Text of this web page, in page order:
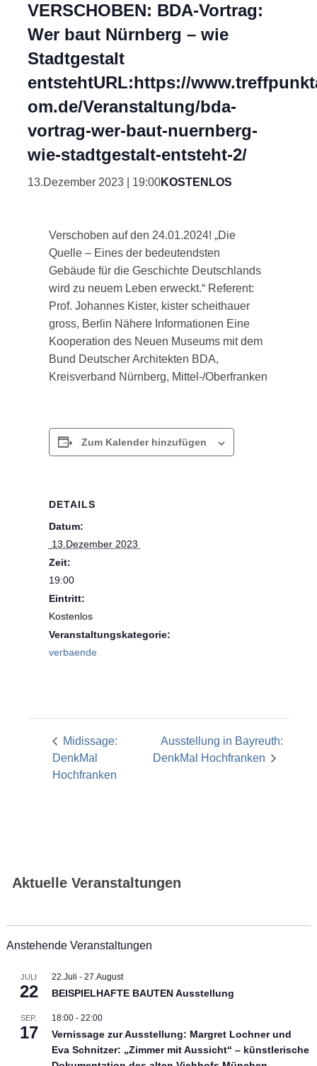
VERSCHOBEN: BDA-Vortrag:
Wer baut Nürnberg – wie
Stadtgestalt
entstehtURL:https://
om.de/Veranstaltung/bda-
vortrag-wer-baut-nuernberg-
wie-stadtgestalt-entsteht-2/
13.Dezember 2023 | 19:00KOSTENLOS
Verschoben auf den 24.01.2024! „Die
Quelle – Eines der bedeutendsten
Gebäude für die Geschichte Deutschlands
wird zu neuem Leben erweckt.“ Referent:
Prof. Johannes Kister, kister scheithauer
gross, Berlin Nähere Informationen Eine
Kooperation des Neuen Museums mit dem
Bund Deutscher Architekten BDA,
Kreisverband Nürnberg, Mittel-/Oberfranken
Zum Kalender hinzufügen
DETAILS
Datum:
13.Dezember 2023
Zeit:
19:00
Eintritt:
Kostenlos
Veranstaltungskategorie:
verbaende
Midissage:
DenkMal
Hochfranken
Ausstellung in Bayreuth:
DenkMal Hochfranken
Aktuelle Veranstaltungen
Anstehende Veranstaltungen
JULI
22
22.Juli - 27.August
BEISPIELHAFTE BAUTEN Ausstellung
SEP.
17
18:00- 22:00
Vernissage zur Ausstellung: Margret Lochner und
Eva Schnitzer: „Zimmer mit Aussicht“ – künstlerische